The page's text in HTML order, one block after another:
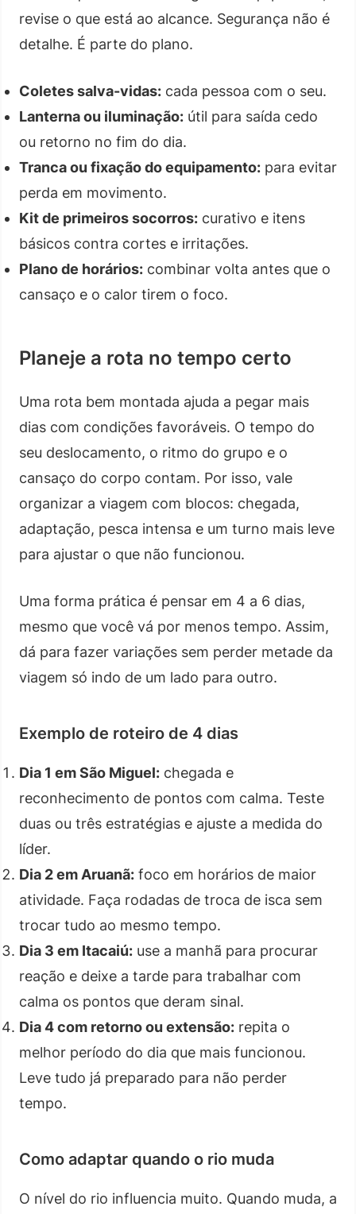
revise o que está ao alcance. Segurança não é
detalhe. É parte do plano.
Coletes salva-vidas: cada pessoa com o seu.
Lanterna ou iluminação: útil para saída cedo
ou retorno no fim do dia.
Tranca ou fixação do equipamento: para evitar
perda em movimento.
Kit de primeiros socorros: curativo e itens
básicos contra cortes e irritações.
Plano de horários: combinar volta antes que o
cansaço e o calor tirem o foco.
Planeje a rota no tempo certo
Uma rota bem montada ajuda a pegar mais
dias com condições favoráveis. O tempo do
seu deslocamento, o ritmo do grupo e o
cansaço do corpo contam. Por isso, vale
organizar a viagem com blocos: chegada,
adaptação, pesca intensa e um turno mais leve
para ajustar o que não funcionou.
Uma forma prática é pensar em 4 a 6 dias,
mesmo que você vá por menos tempo. Assim,
dá para fazer variações sem perder metade da
viagem só indo de um lado para outro.
Exemplo de roteiro de 4 dias
Dia 1 em São Miguel: chegada e
reconhecimento de pontos com calma. Teste
duas ou três estratégias e ajuste a medida do
líder.
Dia 2 em Aruanã: foco em horários de maior
atividade. Faça rodadas de troca de isca sem
trocar tudo ao mesmo tempo.
Dia 3 em Itacaiú: use a manhã para procurar
reação e deixe a tarde para trabalhar com
calma os pontos que deram sinal.
Dia 4 com retorno ou extensão: repita o
melhor período do dia que mais funcionou.
Leve tudo já preparado para não perder
tempo.
Como adaptar quando o rio muda
O nível do rio influencia muito. Quando muda, a